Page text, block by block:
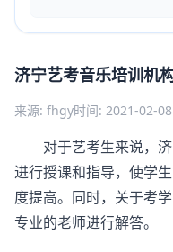
济宁艺考音乐培训机
来源: fhgy时间: 2021-02-
对于艺考生来说，济
进行授课和指导，使学
度提高。同时，关于考
专业的老师进行解答。